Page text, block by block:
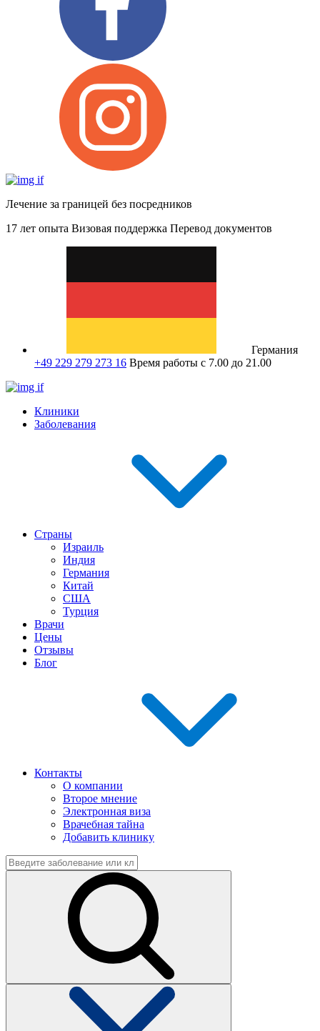
Лечение за границей без посредников
17 лет опыта Визовая поддержка Перевод документов
Германия
+49 229 279 273 16 Время работы с 7.00 до 21.00
Клиники
Заболевания
Страны
Израиль
Индия
Германия
Китай
США
Турция
Врачи
Цены
Отзывы
Блог
Контакты
О компании
Второе мнение
Электронная виза
Врачебная тайна
Добавить клинику